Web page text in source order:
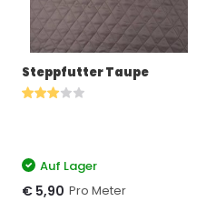
Steppfutter Taupe
Auf Lager
€ 5,90 Pro Meter